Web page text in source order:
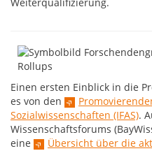
Einen ersten Einblick in die
es von den
Sozialwissenschaften (IFAS).
Wissenschaftsforums
eine
Übersicht über die